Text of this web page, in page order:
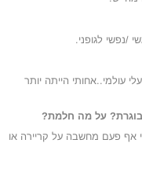
/נפשי לגופני.
והרגשתי שחרב עלי עולמי..אחותי הייתה יותר
על מה חלמת?
אף פעם מחשבה על קריירה או